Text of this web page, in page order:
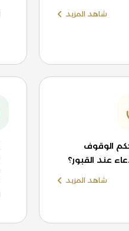
شاهد المزيد
الوقوف
عند القبور؟
شاهد المزيد